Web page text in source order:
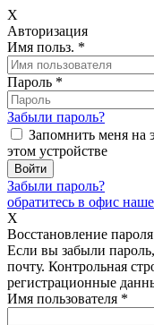
X
Авторизация
Имя польз. *
Пароль *
Забыли пароль?
Запомнить меня на
этом устройстве
Забыли пароль?
обратитесь в офис
X
Восстановление пароля
Если вы забыли
почту. Контрольная
регистрационные
Имя пользователя *